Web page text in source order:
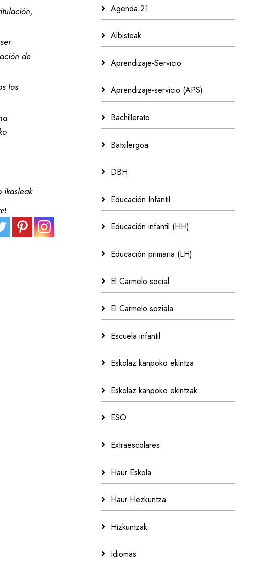
de
los
ikasleak.
Agenda 21
Albisteak
Aprendizaje-Servicio
Aprendizaje-servicio (APS)
Bachillerato
Batxilergoa
DBH
Educación Infantil
Educación infantil (HH)
Educación primaria (LH)
El Carmelo social
El Carmelo soziala
Escuela infantil
Eskolaz kanpoko ekintza
Eskolaz kanpoko ekintzak
ESO
Extraescolares
Haur Eskola
Haur Hezkuntza
Hizkuntzak
Idiomas